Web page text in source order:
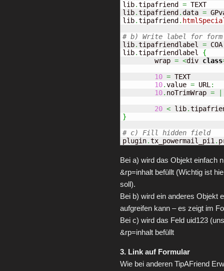
lib.tipafriend = TEXT
lib.tipafriend .data =
lib.tipafriend .
lib.tipafriendlabel = COA
lib.tipafriendlabel {
	wrap
= <div class
10 = TEXT
10.value = URL :
10. noTrimWrap =
20 < lib.
}
plugin.tx_powermail_pi1 .
Bei a) wird das Objekt einfach
&rp=inhalt befüllt (Wichtig ist
soll).
Bei b) wird ein anderes Objekt
aufgreifen kann – es zeigt im
Bei c) wird das Feld uid123
&rp=inhalt befüllt
3. Link auf Formular
Wie bei anderen TipAFriend